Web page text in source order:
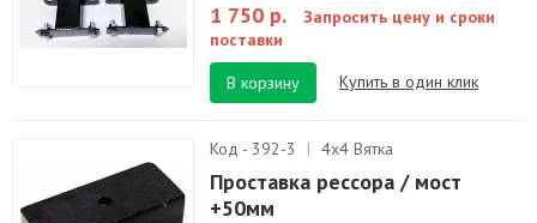
1 750 р.
Запросить цену и сроки
поставки
В корзину
Купить в один клик
Код - 392-3 | 4х4 Вятка
Проставка рессора / мост
+50мм